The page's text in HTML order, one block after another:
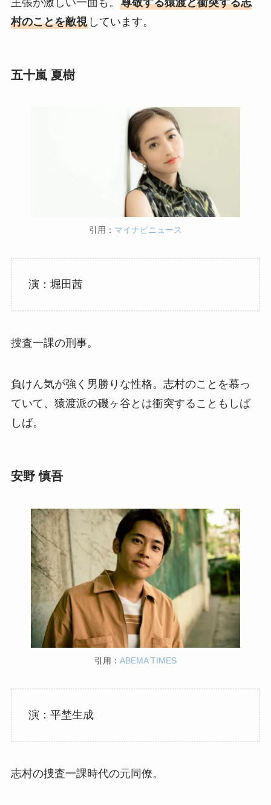
村のことを敵視しています。
五十嵐 夏樹
引用： マイナビニュース
演：堀田茜
捜査一課の刑事。
負けん気が強く男勝りな性格。志村のことを慕っ
ていて、猿渡派の磯ヶ谷とは衝突することもしば
しば。
安野 慎吾
引用： ABEMA TIMES
演：平埜生成
志村の捜査一課時代の元同僚。